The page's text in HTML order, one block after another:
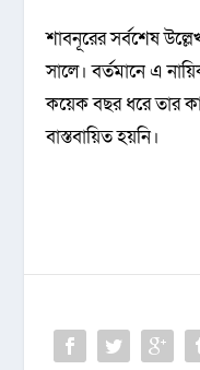
শাবনূরের সর্বশেষ
সালে। বর্তমানে এ
কয়েক বছর ধরে তার
বাস্তবায়িত হয়নি।